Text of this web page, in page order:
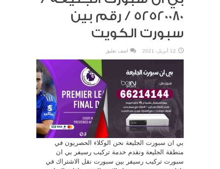
52520080 / رقم بين
سبورت الكويت
12 أبريل، 2021 اضف تعليق
بي ان سبورت الجليعة نحن الوكلاء الحصريون في
منطقة الجليعة ونقدم خدمة تركيب رسيفر بي ان
سبورت تركيب رسيفر بين سبورت نقل الاشتراك في